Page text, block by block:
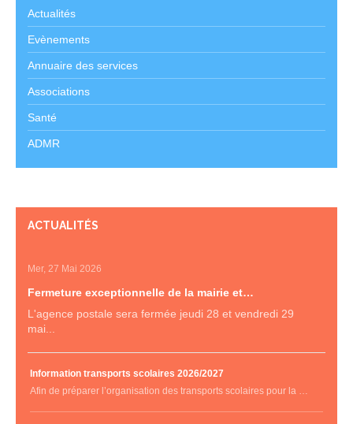
Actualités
Evènements
Annuaire des services
Associations
Santé
ADMR
ACTUALITÉS
Mer, 27 Mai 2026
Fermeture exceptionnelle de la mairie et…
L'agence postale sera fermée jeudi 28 et vendredi 29
mai...
Information transports scolaires 2026/2027
Afin de préparer l’organisation des transports scolaires pour la …